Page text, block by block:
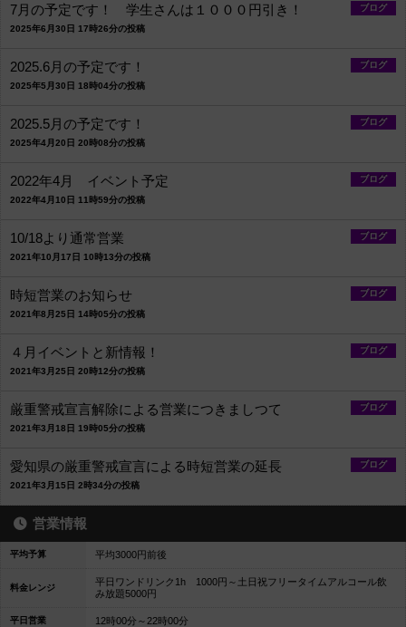
ブログ
7月の予定です！ 学生さんは１０００円引き！
2025年6月30日 17時26分の投稿
ブログ
2025.6月の予定です！
2025年5月30日 18時04分の投稿
ブログ
2025.5月の予定です！
2025年4月20日 20時08分の投稿
ブログ
2022年4月 イベント予定
2022年4月10日 11時59分の投稿
ブログ
10/18より通常営業
2021年10月17日 10時13分の投稿
ブログ
時短営業のお知らせ
2021年8月25日 14時05分の投稿
ブログ
４月イベントと新情報！
2021年3月25日 20時12分の投稿
ブログ
厳重警戒宣言解除による営業につきましつて
2021年3月18日 19時05分の投稿
ブログ
愛知県の厳重警戒宣言による時短営業の延長
2021年3月15日 2時34分の投稿
営業情報
平均予算 平均3000円前後
料金レンジ
平日ワンドリンク1h 1000円～土日祝フリータイムアルコール飲
み放題5000円
平日営業 12時00分～22時00分